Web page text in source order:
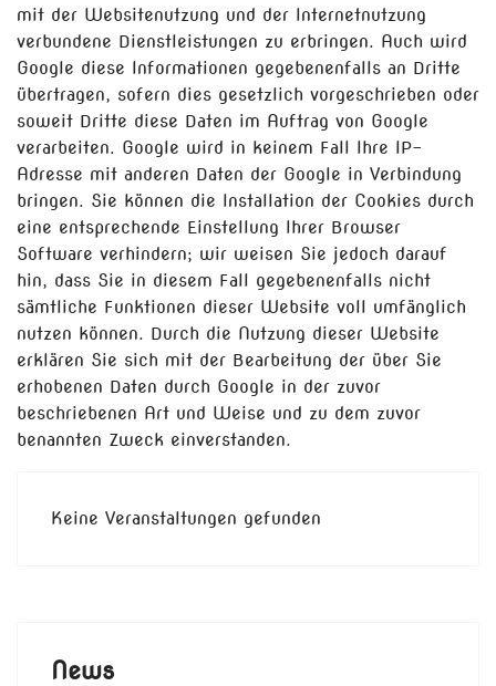
mit der Websitenutzung und der Internetnutzung
verbundene Dienstleistungen zu erbringen. Auch wird
Google diese Informationen gegebenenfalls an Dritte
übertragen, sofern dies gesetzlich vorgeschrieben oder
soweit Dritte diese Daten im Auftrag von Google
verarbeiten. Google wird in keinem Fall Ihre IP-
Adresse mit anderen Daten der Google in Verbindung
bringen. Sie können die Installation der Cookies durch
eine entsprechende Einstellung Ihrer Browser
Software verhindern; wir weisen Sie jedoch darauf
hin, dass Sie in diesem Fall gegebenenfalls nicht
sämtliche Funktionen dieser Website voll umfänglich
nutzen können. Durch die Nutzung dieser Website
erklären Sie sich mit der Bearbeitung der über Sie
erhobenen Daten durch Google in der zuvor
beschriebenen Art und Weise und zu dem zuvor
benannten Zweck einverstanden.
Keine Veranstaltungen gefunden
News